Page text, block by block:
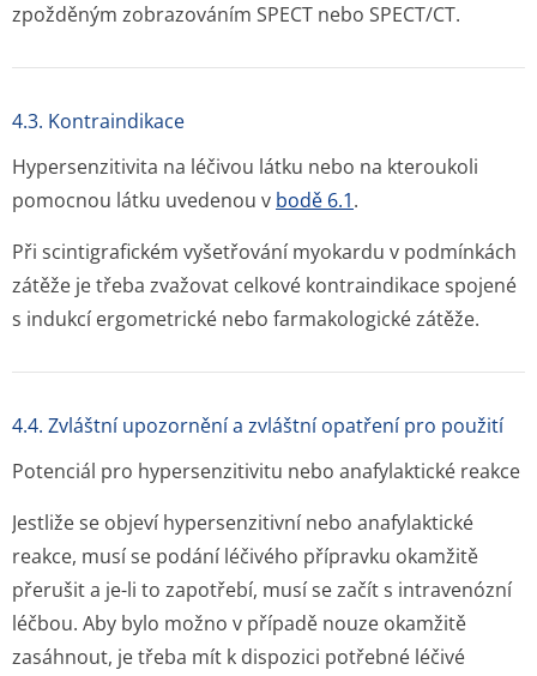
zpožděným zobrazováním SPECT nebo SPECT/CT.
4.3. Kontraindikace
Hypersenzitivita na léčivou látku nebo na kteroukoli
pomocnou látku uvedenou v bodě 6.1.
Při scintigrafickém vyšetřování myokardu v podmínkách
zátěže je třeba zvažovat celkové kontraindikace spojené
s indukcí ergometrické nebo farmakologické zátěže.
4.4. Zvláštní upozornění a zvláštní opatření pro použití
Potenciál pro hypersenzitivitu nebo anafylaktické reakce
Jestliže se objeví hypersenzitivní nebo anafylaktické
reakce, musí se podání léčivého přípravku okamžitě
přerušit a je-li to zapotřebí, musí se začít s intravenózní
léčbou. Aby bylo možno v případě nouze okamžitě
zasáhnout, je třeba mít k dispozici potřebné léčivé